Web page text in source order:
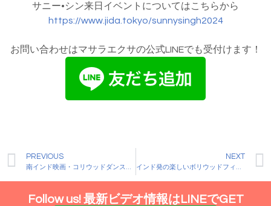
サニー•シン来日イベントについてはこちらから
https://www.jida.tokyo/sunnysingh2024
お問い合わせはマサラエクサの公式LINEでも受付けます！
PREVIOUS NEXT
Follow us! 最新ビデオ情報はLINEでGET